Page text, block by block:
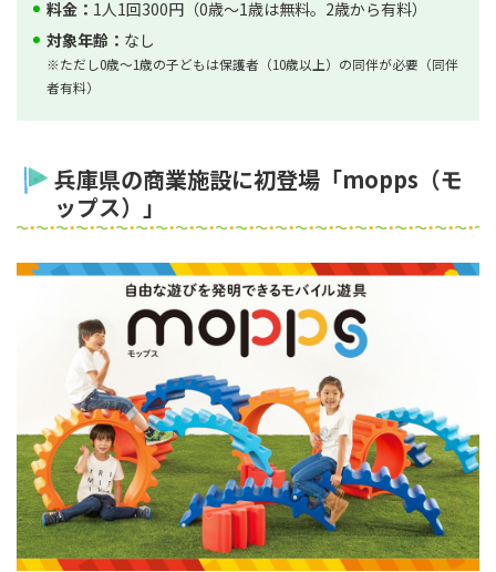
料金： 1人1回300円（0歳～1歳は無料。2歳から有料）
対象年齢： なし
※ただし0歳～1歳の子どもは保護者（10歳以上）の同伴が必要（同伴
者有料）
兵庫県の商業施設に初登場「mopps（モ
ップス）」